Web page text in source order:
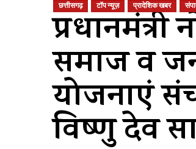
छत्तीसगढ़ टॉप न्यूज़ प्रादेशिक खबर
प्रधानमंत्री
समाज व
योजनाएं
विष्णु देव